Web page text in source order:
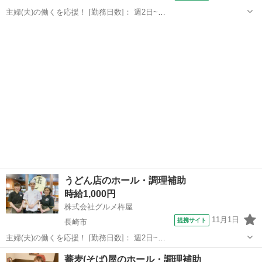
主婦(夫)の働くを応援！ [勤務日数]： 週2日~
うどん店のホール・調理補助
時給1,000円
株式会社グルメ杵屋
長崎市
提携サイト 11月1日
主婦(夫)の働くを応援！ [勤務日数]： 週2日~
16:00~20:00/16:00~21:00/17:00~21:00/17:00~22:00/18:00~22:30 [勤務
長崎 長崎市 ホールスタッフ
蕎麦(そば)屋のホール・調理補助